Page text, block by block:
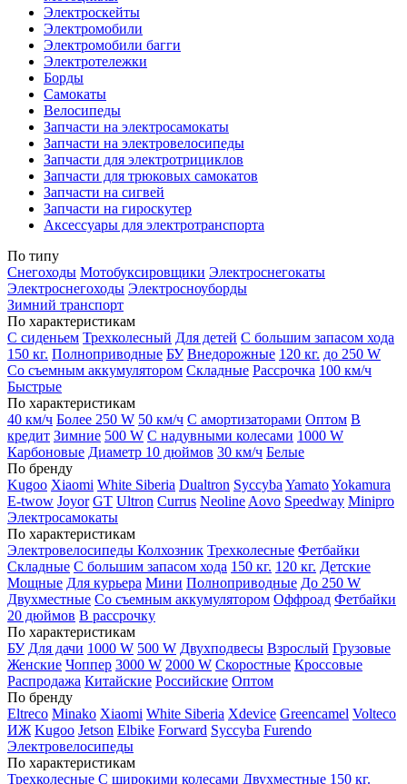
Электроскейты
Электромобили
Электромобили багги
Электротележки
Борды
Самокаты
Велосипеды
Запчасти на электросамокаты
Запчасти на электровелосипеды
Запчасти для электротрициклов
Запчасти для трюковых самокатов
Запчасти на сигвей
Запчасти на гироскутер
Аксессуары для электротранспорта
По типу
Снегоходы Мотобуксировщики Электроснегокаты
Электроснегоходы Электросноуборды
Зимний транспорт
По характеристикам
С сиденьем Трехколесный Для детей С большим запасом хода
150 кг. Полноприводные БУ Внедорожные 120 кг. до 250 W
Со съемным аккумулятором Складные Рассрочка 100 км/ч
Быстрые
По характеристикам
40 км/ч Более 250 W 50 км/ч С амортизаторами Оптом В
кредит Зимние 500 W С надувными колесами 1000 W
Карбоновые Диаметр 10 дюймов 30 км/ч Белые
По бренду
Kugoo Xiaomi White Siberia Dualtron Syccyba YamatoYokamura
E-twow Joyor GT Ultron Currus Neoline Aovo Speedway Minipro
Электросамокаты
По характеристикам
Электровелосипеды Колхозник Трехколесные Фетбайки
Складные С большим запасом хода 150 кг. 120 кг. Детские
Мощные Для курьера Мини Полноприводные До 250 W
Двухместные Со съемным аккумулятором Оффроад Фетбайки
20 дюймов В рассрочку
По характеристикам
БУ Для дачи 1000 W 500 W Двухподвесы Взрослый Грузовые
Женские Чоппер 3000 W 2000 W Скоростные Кроссовые
Распродажа Китайские Российские Оптом
По бренду
Eltreco Minako Xiaomi White Siberia Xdevice Greencamel Volteco
ИЖ Kugoo Jetson Elbike Forward Syccyba Furendo
Электровелосипеды
По характеристикам
Трехколесные С широкими колесами Двухместные 150 кг.